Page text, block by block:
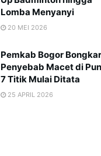
Lomba Menyanyi
20 MEI 2026
Pemkab Bogor Bongkar
Penyebab Macet di
7 Titik Mulai Ditata
25 APRIL 2026